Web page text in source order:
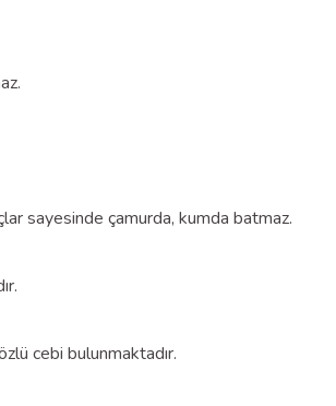
sayesinde çamurda, kumda batmaz.
cebi bulunmaktadır.